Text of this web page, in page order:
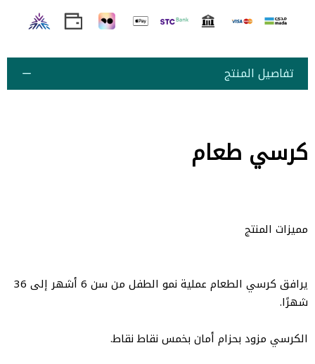
تفاصيل المنتج
كرسي طعام
مميزات المنتج
يرافق كرسي الطعام عملية نمو الطفل من سن 6 أشهر إلى 36
شهرًا.
الكرسي مزود بحزام أمان بخمس نقاط نقاط.